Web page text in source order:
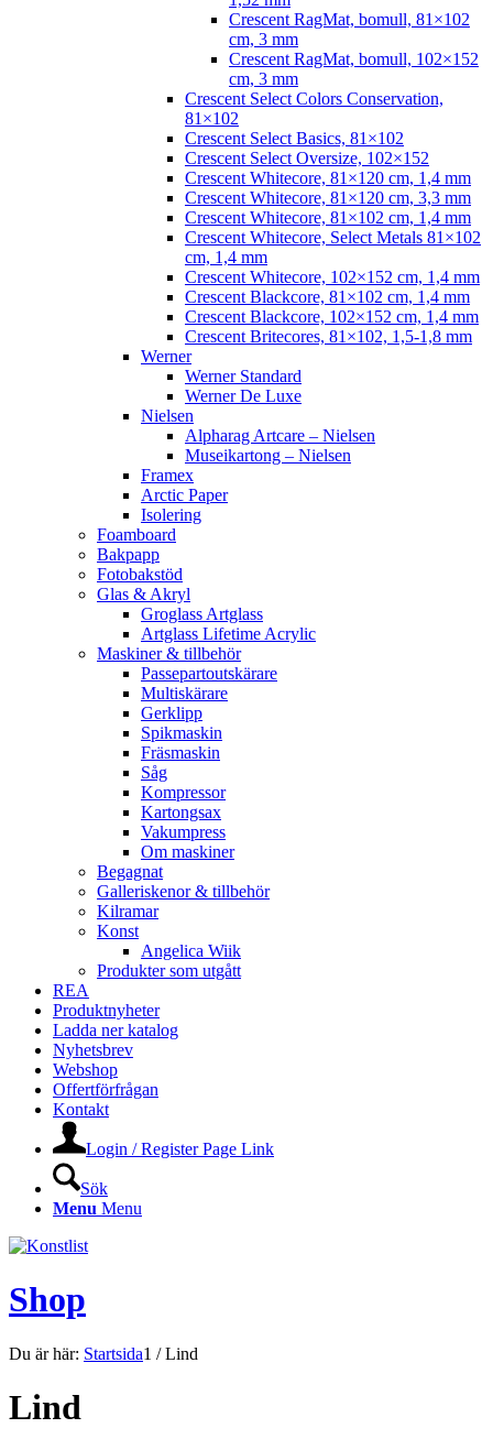
Crescent RagMat, bomull, 81×102
cm, 3 mm
Crescent RagMat, bomull, 102×152
cm, 3 mm
Crescent Select Colors Conservation,
81×102
Crescent Select Basics, 81×102
Crescent Select Oversize, 102×152
Crescent Whitecore, 81×120 cm, 1,4 mm
Crescent Whitecore, 81×120 cm, 3,3 mm
Crescent Whitecore, 81×102 cm, 1,4 mm
Crescent Whitecore, Select Metals 81×102
cm, 1,4 mm
Crescent Whitecore, 102×152 cm, 1,4 mm
Crescent Blackcore, 81×102 cm, 1,4 mm
Crescent Blackcore, 102×152 cm, 1,4 mm
Crescent Britecores, 81×102, 1,5-1,8 mm
Werner
Werner Standard
Werner De Luxe
Nielsen
Alpharag Artcare – Nielsen
Museikartong – Nielsen
Framex
Arctic Paper
Isolering
Foamboard
Bakpapp
Fotobakstöd
Glas & Akryl
Groglass Artglass
Artglass Lifetime Acrylic
Maskiner & tillbehör
Passepartoutskärare
Multiskärare
Gerklipp
Spikmaskin
Fräsmaskin
Såg
Kompressor
Kartongsax
Vakumpress
Om maskiner
Begagnat
Galleriskenor & tillbehör
Kilramar
Konst
Angelica Wiik
Produkter som utgått
REA
Produktnyheter
Ladda ner katalog
Nyhetsbrev
Webshop
Offertförfrågan
Kontakt
Login / Register Page Link
Sök
Menu Menu
Shop
Du är här: Startsida1 / Lind
Lind